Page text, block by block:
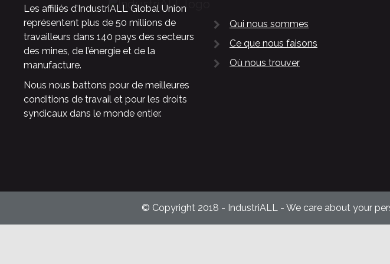
Les affiliés d’IndustriALL Global Union
représentent plus de 50 millions de
travailleurs dans 140 pays des secteurs
des mines, de l’énergie et de la
manufacture.
Nous nous battons pour de meilleures
conditions de travail et pour les droits
syndicaux dans le monde entier.
Qui nous sommes
Ce que nous faisons
Où nous trouver
© Copyright 2018 - IndustriALL - We care about your